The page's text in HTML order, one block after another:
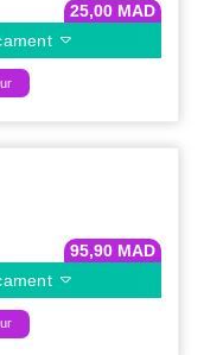
25,00 MAD
95,90 MAD